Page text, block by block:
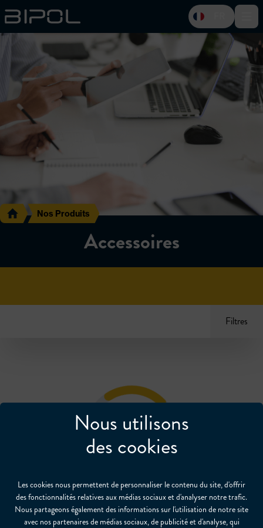
Nous utilisons
des cookies
Les cookies nous permettent de personnaliser le contenu du site, d'offrir
des fonctionnalités relatives aux médias sociaux et d'analyser notre trafic.
Nous partageons également des informations sur l'utilisation de notre site
avec nos partenaires de médias sociaux, de publicité et d'analyse, qui
Nos Produits
Accessoires
Filtres
Loading...